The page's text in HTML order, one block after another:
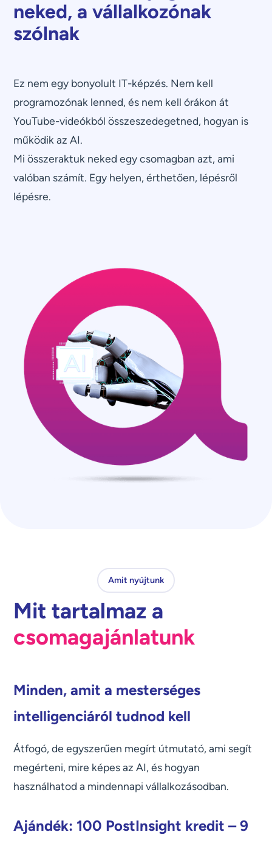
neked, a vállalkozónak
szólnak
Ez nem egy bonyolult IT-képzés. Nem kell
programozónak lenned, és nem kell órákon át
YouTube-videókból összeszedegetned, hogyan is
működik az AI.
Mi összeraktuk neked egy csomagban azt, ami
valóban számít. Egy helyen, érthetően, lépésről
lépésre.
Amit nyújtunk
Mit tartalmaz a
csomagajánlatunk
Minden, amit a mesterséges
intelligenciáról tudnod kell
Átfogó, de egyszerűen megírt útmutató, ami segít
megérteni, mire képes az AI, és hogyan
használhatod a mindennapi vállalkozásodban.
Ajándék: 100 PostInsight kredit – 9